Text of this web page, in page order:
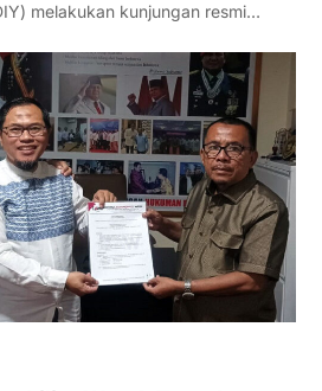
melakukan kunjungan resmi…